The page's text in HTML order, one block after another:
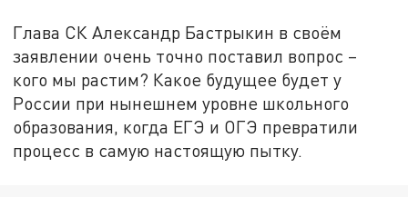
Глава СК Александр Бастрыкин в своём
заявлении очень точно поставил вопрос –
кого мы растим? Какое будущее будет у
России при нынешнем уровне школьного
образования, когда ЕГЭ и ОГЭ превратили
процесс в самую настоящую пытку.